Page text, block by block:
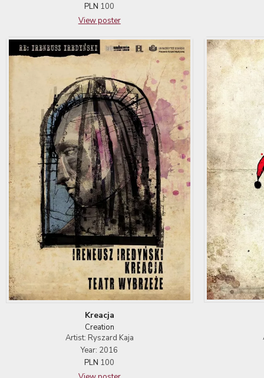
PLN 100
View poster
Kreacja
Creation
Artist: Ryszard Kaja
Year: 2016
PLN 100